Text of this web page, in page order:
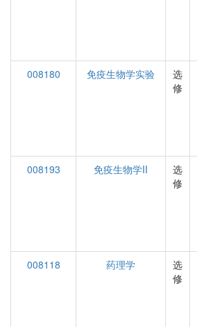
008180
免疫生物学实验
选
修
008193
免疫生物学II
选
修
008118
药理学
选
修